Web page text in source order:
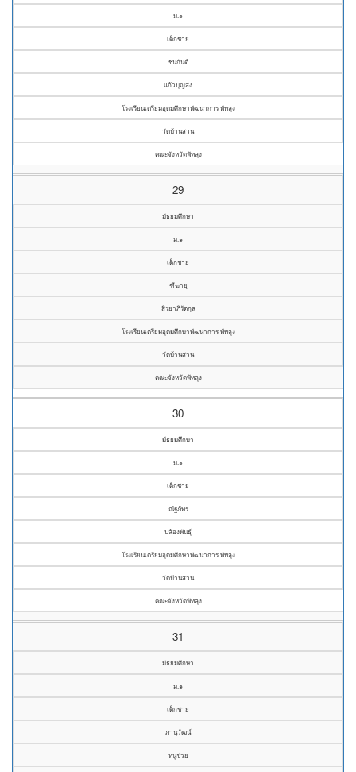
ม.๑
เด็กชาย
ชนกันต์
แก้วบุญส่ง
โรงเรียนเตรียมอุดมศึกษาพัฒนาการ พัทลุง
วัดบ้านสวน
คณะจังหวัดพัทลุง
29
มัธยมศึกษา
ม.๑
เด็กชาย
ฑีฆายุ
สิรยาภิรัตกุล
โรงเรียนเตรียมอุดมศึกษาพัฒนาการ พัทลุง
วัดบ้านสวน
คณะจังหวัดพัทลุง
30
มัธยมศึกษา
ม.๑
เด็กชาย
ณัฐภัทร
ปล้องพันธุ์
โรงเรียนเตรียมอุดมศึกษาพัฒนาการ พัทลุง
วัดบ้านสวน
คณะจังหวัดพัทลุง
31
มัธยมศึกษา
ม.๑
เด็กชาย
ภานุวัฒน์
หนูช่วย